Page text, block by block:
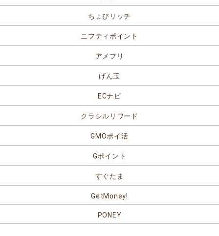
ちょびリッチ
ニフティポイント
アメフリ
げん玉
ECナビ
クラシルリワード
GMOポイ活
Gポイント
すぐたま
GetMoney!
PONEY